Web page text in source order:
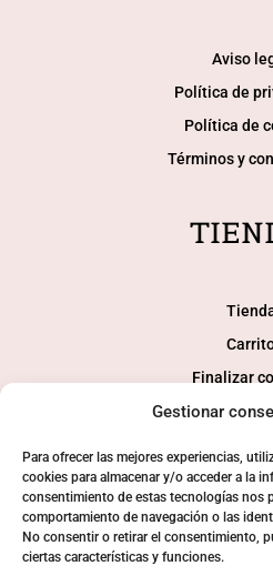
Gestionar
Para ofrecer las mejores experiencias,
cookies para almacenar y/o acceder a la
consentimiento de estas tecnologías nos
comportamiento de navegación o las
No consentir o retirar el consentimiento,
ciertas características y funciones.
Aviso
Política de
Política de
Términos y
Finalizar
Mi